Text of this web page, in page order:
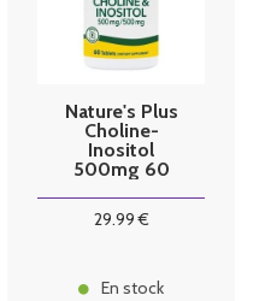
Nature's Plus
Choline-
Inositol
500mg 60
29.99€
En stock